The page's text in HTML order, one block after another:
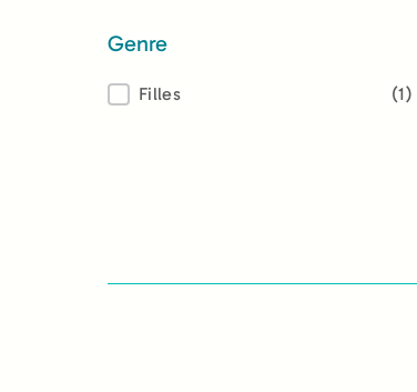
Genre
Genre
Filles (1)